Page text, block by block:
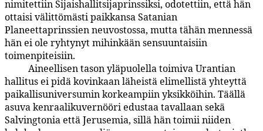
nimitettiin Sijaishallitsijaprinssiksi, odotettiin, että hän
ottaisi välittömästi paikkansa Satanian
Planeettaprinssien neuvostossa, mutta tähän mennessä
hän ei ole ryhtynyt mihinkään sensuuntaisiin
toimenpiteisiin.
Aineellisen tason yläpuolella toimiva Urantian
hallitus ei pidä kovinkaan läheistä elimellistä yhteyttä
paikallisuniversumin korkeampiin yksikköihin. Täällä
asuva kenraalikuvernööri edustaa tavallaan sekä
Salvingtonia että Jerusemia, sillä hän toimii niiden